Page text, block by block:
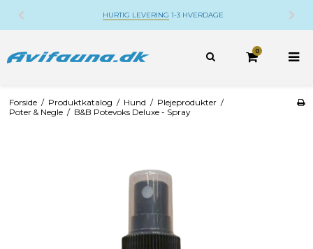
HURTIG LEVERING 1-3 HVERDAGE
0
Forside / Produktkatalog / Hund / Plejeprodukter /
Poter & Negle / B&B Potevoks Deluxe - Spray